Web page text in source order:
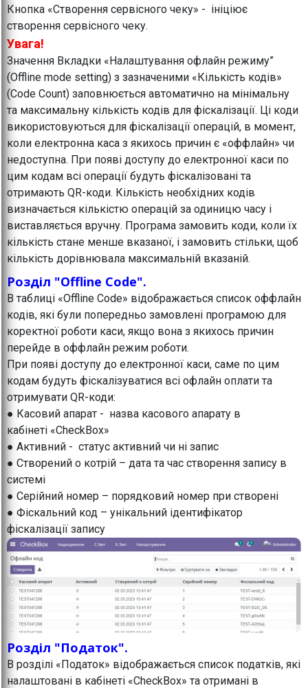
Кнопка «Створення сервісного чеку» - ініціює
створення сервісного чеку.
Увага!
Значення Вкладки «Налаштування офлайн режиму”
(Offline mode setting) з зазначеними «Кількість кодів»
(Code Count) заповнюється автоматично на мінімальну
та максимальну кількість кодів для фіскалізації. Ці коди
використовуються для фіскалізації операцій, в момент,
коли електронна каса з якихось причин є «оффлайн» чи
недоступна. При появі доступу до електронної каси по
цим кодам всі операції будуть фіскалізовані та
отримають QR-коди. Кількість необхідних кодів
визначається кількістю операцій за одиницю часу і
виставляється вручну. Програма замовить коди, коли їх
кількість стане менше вказаної, і замовить стільки, щоб
кількість дорівнювала максимальній вказаній.
Розділ "Offline Code".
В таблиці «Offline Code» відображається список оффлайн
кодів, які були попередньо замовлені програмою для
коректної роботи каси, якщо вона з якихось причин
перейде в оффлайн режим роботи.
При появі доступу до електронної каси, саме по цим
кодам будуть фіскалізуватися всі офлайн оплати та
отримувати QR-коди:
● Касовий апарат - назва касового апарату в
кабінеті «CheckBox»
● Активний - статус активний чи ні запис
● Створений о котрій – дата та час створення запису в
системі
● Серійний номер – порядковий номер при створені
● Фіскальний код – унікальний ідентифікатор
фіскалізації запису
Розділ "Податок".
В розділі «Податок» відображається список податків, які
налаштовані в кабінеті «CheckBox» та отримані в